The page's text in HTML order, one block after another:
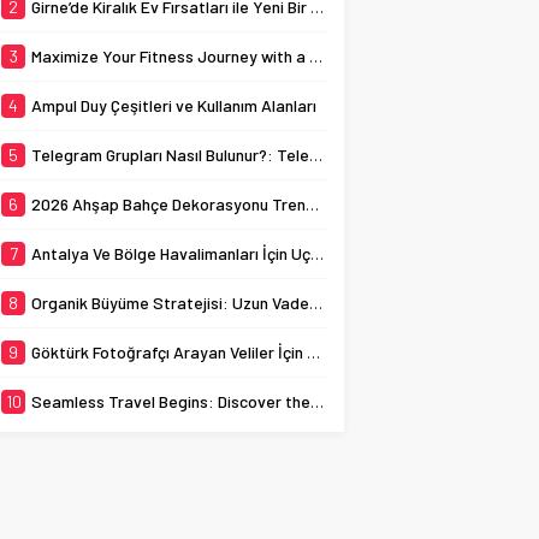
Birkaç gün içinde sahte
sayısını yükseltip
yapmayan hesaplar, kısa
ve yok olmaya...
2 Girne’de Kiralık Ev Fırsatları ile Yeni Bir Hayat Başlatın
3 Maximize Your Fitness Journey with a TDEE Calculator
4 Ampul Duy Çeşitleri ve Kullanım Alanları
5 Telegram Grupları Nasıl Bulunur?: Telegram’da Grup Bulma Deneyimini Sadeleştirin
6 2026 Ahşap Bahçe Dekorasyonu Trendleri: Doğal ve Modern Tasarım Önerileri
7 Antalya Ve Bölge Havalimanları İçin Uçak Radarı
8 Organik Büyüme Stratejisi: Uzun Vadede Sosyal Medya Başarısı Nasıl Sağlanır?
9 Göktürk Fotoğrafçı Arayan Veliler İçin Okul Kaydı Fotoğrafı Hazırlık Listesi
10 Seamless Travel Begins: Discover the Convenience of Istanbul Transfer Services